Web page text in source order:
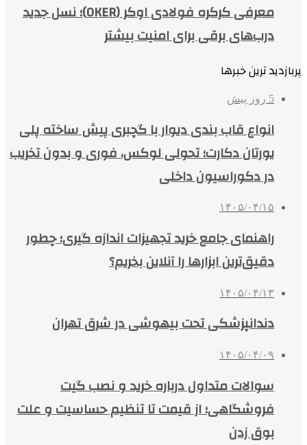
معرفی کرکره فولادی اوکر (OKER)؛ نسل جدید
درب‌های برقی برای امنیت بیشتر
پربازدید ترین خبرها
5 روز پیش
انواع قاب بندی دیوار با گچبری پیش ساخته پلی
یورتان دکارت؛ تحولی لوکس، فوری و بدون تخریب
در دکوراسیون داخلی
۱۴۰۵/۰۴/۱۵
راهنمای جامع خرید تجهیزات اندازه گیری؛ چطور
دقیق‌ترین ابزارها را آنلاین بخریم؟
۱۴۰۵/۰۴/۱۳
دندانپزشکی تحت بیهوشی در شرق تهران
۱۴۰۵/۰۴/۰۹
سوالات متداول درباره خرید و نصب گیت
فروشگاهی؛ از قیمت تا تنظیم حساسیت و علت
بوق زدن